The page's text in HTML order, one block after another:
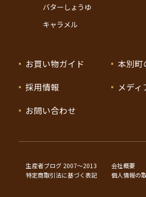
バターしょうゆ
キャラメル
お買い物ガイド
本別町
採用情報
メデ
お問い合わせ
生産者ブログ 2007〜2013
会社概要
特定商取引法に基づく表記
個人情報の